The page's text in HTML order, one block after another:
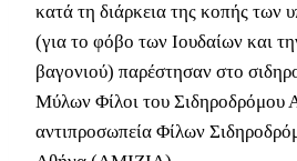
κατά τη διάρκεια της κοπής των
(για το φόβο των Ιουδαίων και
βαγονιού) παρέστησαν στο
Μύλων Φίλοι του Σιδηροδρόμου
αντιπροσωπεία Φίλων